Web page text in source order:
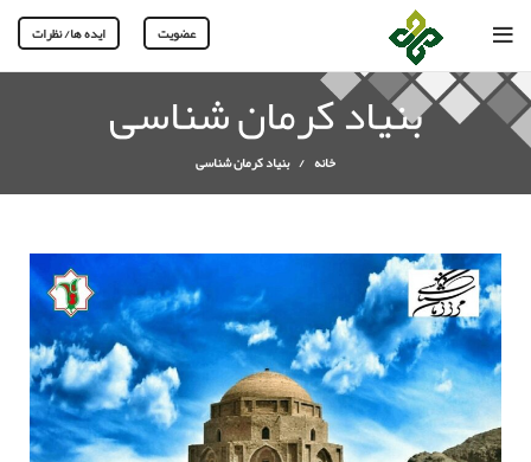
عضویت ایده ها/ نظرات
بنیاد کرمان شناسی
خانه بنیاد کرمان شناسی